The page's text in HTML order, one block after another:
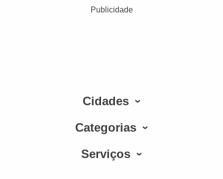
Publicidade
Cidades
Categorias
Serviços